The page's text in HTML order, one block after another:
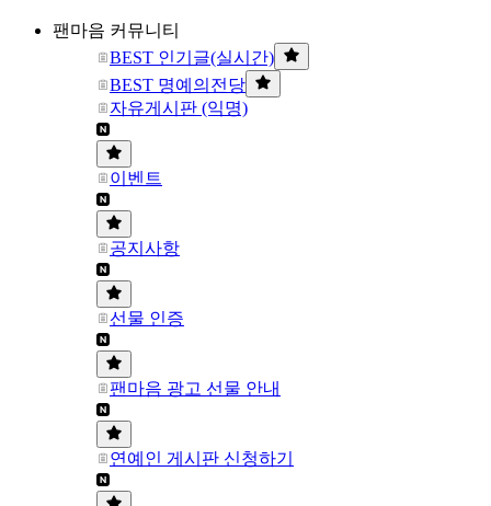
팬마음 커뮤니티
BEST 인기글(실시간)
BEST 명예의전당
자유게시판 (익명)
이벤트
공지사항
선물 인증
팬마음 광고 선물 안내
연예인 게시판 신청하기